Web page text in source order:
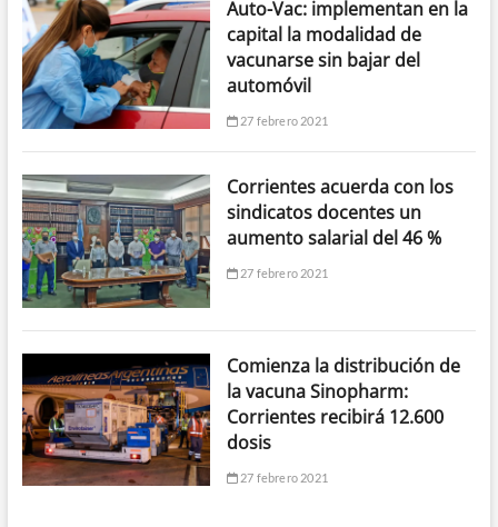
Auto-Vac: implementan en la
capital la modalidad de
vacunarse sin bajar del
automóvil
27 febrero 2021
Corrientes acuerda con los
sindicatos docentes un
aumento salarial del 46 %
27 febrero 2021
Comienza la distribución de
la vacuna Sinopharm:
Corrientes recibirá 12.600
dosis
27 febrero 2021